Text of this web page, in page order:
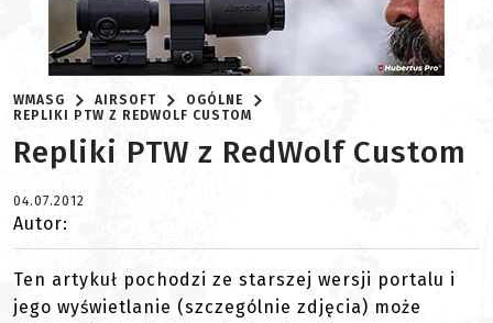
WMASG AIRSOFT
OGÓLNE
REPLIKI PTW Z REDWOLF CUSTOM
Repliki PTW z RedWolf Custom
04.07.2012
Autor:
Ten artykuł pochodzi ze starszej wersji portalu i
jego wyświetlanie (szczególnie zdjęcia) może